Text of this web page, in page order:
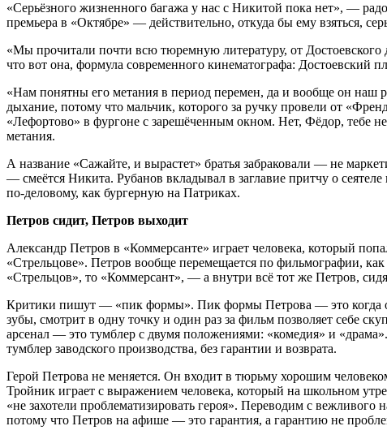
«Серьёзного жизненного багажа у нас с Никитой пока нет», —
премьера в «Октябре» — действительно, откуда бы ему взяться,
«Мы прочитали почти всю тюремную литературу, от
что вот она, формула современного кинематографа: Достоевский
«Нам понятны его метания в период перемен, да и вообще он наш
дыхание, потому что мальчик, которого за ручку провели от
«Лефортово» в фургоне с зарешёченным окном. Нет, Фёдор, тебе
метания.
А название «Сажайте, и вырастет» братья забраковали — не
— смеётся Никита. Рубанов вкладывал в заглавие притчу о
по-деловому, как бургерную на Патриках.
Петров сидит, Петров выходит
Александр Петров в «Коммерсанте» играет человека, который
«Стрельцове». Петров вообще перемещается по фильмографии,
«Стрельцов», то «Коммерсант», — а внутри всё тот же Петров,
Критики пишут — «пик формы». Пик формы Петрова — это когда
зубы, смотрит в одну точку и один раз за фильм позволяет себе
арсенал — это тумблер с двумя положениями: «комедия» и
тумблер заводского производства, без гарантии и возврата.
Герой Петрова не меняется. Он входит в тюрьму хорошим
Тройник играет с выражением человека, который на школьном
«не захотели проблематизировать героя». Переводим с
потому что Петров на афише — это гарантия, а гарантию не